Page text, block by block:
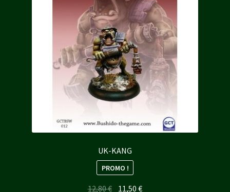
UK-KANG
PROMO !
12,80€ Le11,50€Le